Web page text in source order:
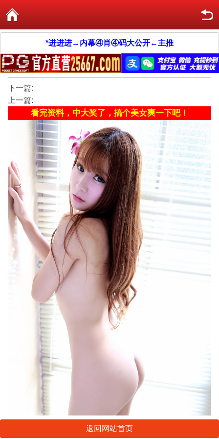
*进进进→内幕④肖④码大公开←主推
下一篇:
上一篇:
看完资料，中大奖了，搞个美女爽一下吧！
返回网站首页